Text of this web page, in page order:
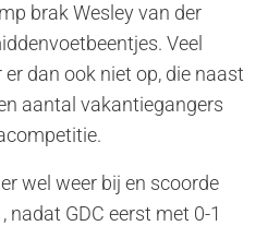
brak Wesley van der
Veel
dan ook niet op, die naast
aantal vakantiegangers
wel weer bij en scoorde
nadat GDC eerst met 0-1